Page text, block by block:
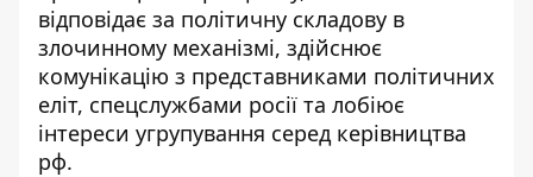
відповідає за політичну складову в
злочинному механізмі, здійснює
комунікацію з представниками політичних
еліт, спецслужбами росії та лобіює
інтереси угрупування серед керівництва
рф.